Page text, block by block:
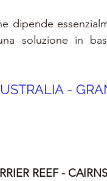
dipende
soluzione in
-
REEF - CAIRNS